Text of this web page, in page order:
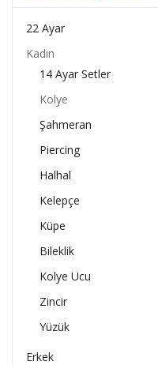
22 Ayar
Kadın
14 Ayar Setler
Kolye
Şahmeran
Piercing
Halhal
Kelepçe
Küpe
Bileklik
Kolye Ucu
Zincir
Yüzük
Erkek